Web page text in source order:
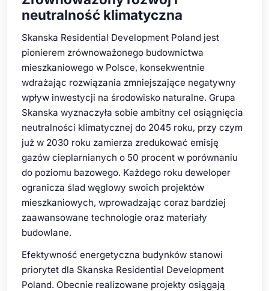
neutralność klimatyczna
Skanska Residential Development Poland jest
pionierem zrównoważonego budownictwa
mieszkaniowego w Polsce, konsekwentnie
wdrażając rozwiązania zmniejszające negatywny
wpływ inwestycji na środowisko naturalne. Grupa
Skanska wyznaczyła sobie ambitny cel osiągnięcia
neutralności klimatycznej do 2045 roku, przy czym
już w 2030 roku zamierza zredukować emisję
gazów cieplarnianych o 50 procent w porównaniu
do poziomu bazowego. Każdego roku deweloper
ogranicza ślad węglowy swoich projektów
mieszkaniowych, wprowadzając coraz bardziej
zaawansowane technologie oraz materiały
budowlane.
Efektywność energetyczna budynków stanowi
priorytet dla Skanska Residential Development
Poland. Obecnie realizowane projekty osiągają